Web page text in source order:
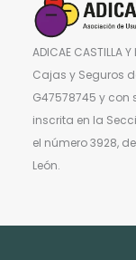
ADICAE
Cajas y Seguros
G47578745 y
inscrita en la
el número 3928,
León.